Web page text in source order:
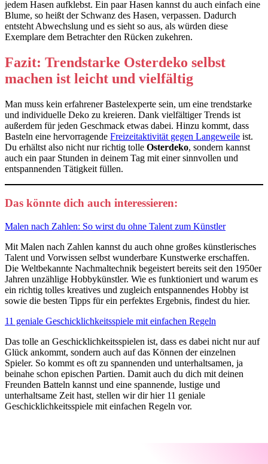
jedem Hasen aufklebst. Ein paar Hasen kannst du auch einfach eine
Blume, so heißt der Schwanz des Hasen, verpassen. Dadurch
entsteht Abwechslung und es sieht so aus, als würden diese
Exemplare dem Betrachter den Rücken zukehren.
Fazit: Trendstarke Osterdeko selbst
machen ist leicht und vielfältig
Man muss kein erfahrener Bastelexperte sein, um eine trendstarke
und individuelle Deko zu kreieren. Dank vielfältiger Trends ist
außerdem für jeden Geschmack etwas dabei. Hinzu kommt, dass
Basteln eine hervorragende Freizeitaktivität gegen Langeweile ist.
Du erhältst also nicht nur richtig tolle Osterdeko, sondern kannst
auch ein paar Stunden in deinem Tag mit einer sinnvollen und
entspannenden Tätigkeit füllen.
Das könnte dich auch interessieren:
Malen nach Zahlen: So wirst du ohne Talent zum Künstler
Mit Malen nach Zahlen kannst du auch ohne großes künstlerisches
Talent und Vorwissen selbst wunderbare Kunstwerke erschaffen.
Die Weltbekannte Nachmaltechnik begeistert bereits seit den 1950er
Jahren unzählige Hobbykünstler. Wie es funktioniert und warum es
ein richtig tolles kreatives und zugleich entspannendes Hobby ist
sowie die besten Tipps für ein perfektes Ergebnis, findest du hier.
11 geniale Geschicklichkeitsspiele mit einfachen Regeln
Das tolle an Geschicklichkeitsspielen ist, dass es dabei nicht nur auf
Glück ankommt, sondern auch auf das Können der einzelnen
Spieler. So kommt es oft zu spannenden und unterhaltsamen, ja
beinahe schon epischen Partien. Damit auch du dich mit deinen
Freunden Batteln kannst und eine spannende, lustige und
unterhaltsame Zeit hast, stellen wir dir hier 11 geniale
Geschicklichkeitsspiele mit einfachen Regeln vor.